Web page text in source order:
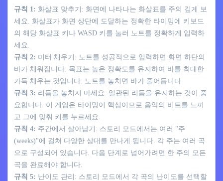
규칙 1: 화살표 맞추기: 화면에 나타나는 화살표를 주의 깊게 보
세요. 화살표가 화면 상단에 도달하는 정확한 타이밍에 키보드
의 해당 화살표 키나 WASD 키를 눌러 노트를 정확하게 입력하
세요.
규칙 2: 미터 채우기: 노트를 성공적으로 입력하면 화면 하단의
바가 채워집니다. 목표는 높은 정확도를 유지하여 바를 최대한
가득 채우는 것입니다. 노트를 놓치면 바가 줄어듭니다.
규칙 3: 리듬을 놓치지 마세요: 일관된 리듬을 유지하는 것이 중
요합니다. 이 게임은 타이밍이 핵심이므로 음악의 비트를 느끼
고 그에 맞춰 키를 누르세요.
규칙 4: 주간에서 살아남기: 스토리 모드에서는 여러 "주
(weeks)"에 걸쳐 다양한 상대를 만나게 됩니다. 각 주는 여러 곡
으로 구성되어 있습니다. 다음 단계로 넘어가려면 한 주의 모든
곡을 완료해야 합니다.
규칙 5: 난이도 관리: 스토리 모드에서 각 곡의 난이도를 선택할